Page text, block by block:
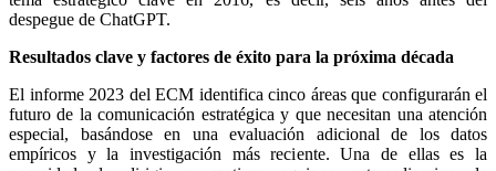
despegue de ChatGPT.
Resultados clave y factores de éxito para la próxima década
El informe 2023 del ECM identifica cinco áreas que configurarán el
futuro de la comunicación estratégica y que necesitan una atención
especial, basándose en una evaluación adicional de los datos
empíricos y la investigación más reciente. Una de ellas es la